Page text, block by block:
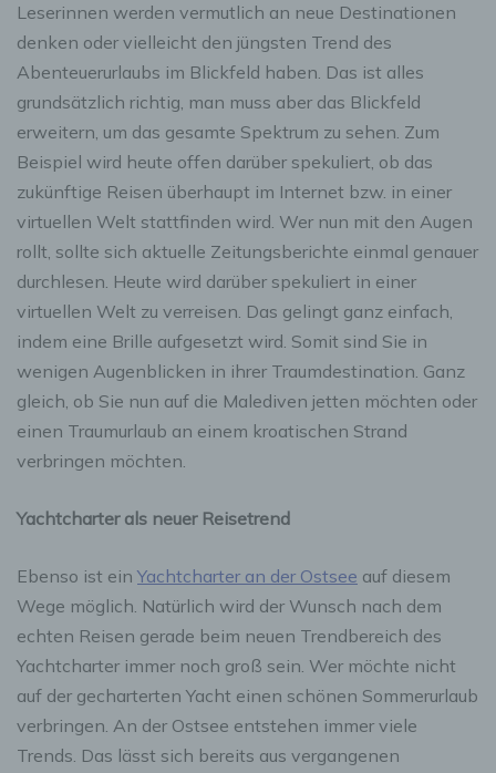
Leserinnen werden vermutlich an neue Destinationen
denken oder vielleicht den jüngsten Trend des
Abenteuerurlaubs im Blickfeld haben. Das ist alles
grundsätzlich richtig, man muss aber das Blickfeld
erweitern, um das gesamte Spektrum zu sehen. Zum
Beispiel wird heute offen darüber spekuliert, ob das
zukünftige Reisen überhaupt im Internet bzw. in einer
virtuellen Welt stattfinden wird. Wer nun mit den Augen
rollt, sollte sich aktuelle Zeitungsberichte einmal genauer
durchlesen. Heute wird darüber spekuliert in einer
virtuellen Welt zu verreisen. Das gelingt ganz einfach,
indem eine Brille aufgesetzt wird. Somit sind Sie in
wenigen Augenblicken in ihrer Traumdestination. Ganz
gleich, ob Sie nun auf die Malediven jetten möchten oder
einen Traumurlaub an einem kroatischen Strand
verbringen möchten.
Yachtcharter als neuer Reisetrend
Ebenso ist ein Yachtcharter an der Ostsee auf diesem
Wege möglich. Natürlich wird der Wunsch nach dem
echten Reisen gerade beim neuen Trendbereich des
Yachtcharter immer noch groß sein. Wer möchte nicht
auf der gecharterten Yacht einen schönen Sommerurlaub
verbringen. An der Ostsee entstehen immer viele
Trends. Das lässt sich bereits aus vergangenen